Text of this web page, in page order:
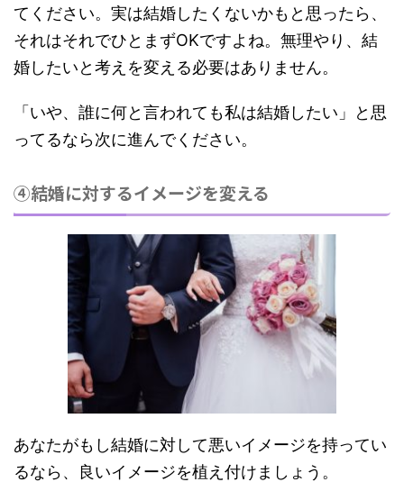
てください。実は結婚したくないかもと思ったら、
それはそれでひとまずOKですよね。無理やり、結
婚したいと考えを変える必要はありません。
「いや、誰に何と言われても私は結婚したい」と思
ってるなら次に進んでください。
④結婚に対するイメージを変える
あなたがもし結婚に対して悪いイメージを持ってい
るなら、良いイメージを植え付けましょう。